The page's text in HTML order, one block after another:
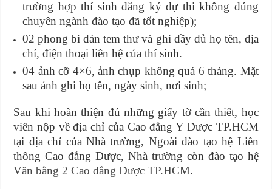
trường hợp thí sinh đăng ký dự thi không đúng
chuyên ngành đào tạo đã tốt nghiệp);
02 phong bì dán tem thư và ghi đầy đủ họ tên, địa
chỉ, điện thoại liên hệ của thí sinh.
04 ảnh cỡ 4×6, ảnh chụp không quá 6 tháng. Mặt
sau ảnh ghi họ tên, ngày sinh, nơi sinh;
Sau khi hoàn thiện đủ những giấy tờ cần thiết, học
viên nộp về địa chỉ của Cao đẳng Y Dược TP.HCM
tại địa chỉ của Nhà trường, Ngoài đào tạo hệ Liên
thông Cao đẳng Dược, Nhà trường còn đào tạo hệ
Văn bằng 2 Cao đẳng Dược TP.HCM.